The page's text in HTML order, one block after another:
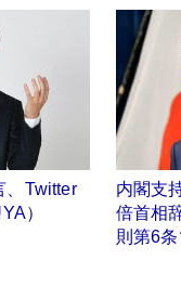
、Twitter
）
内閣支
倍首相
則第6